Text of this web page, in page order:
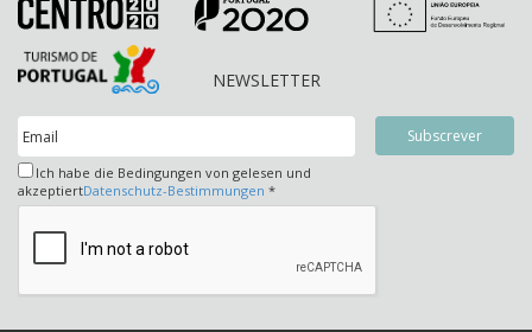
NEWSLETTER
Ich habe die Bedingungen von gelesen und
akzeptiertDatenschutz-Bestimmungen *